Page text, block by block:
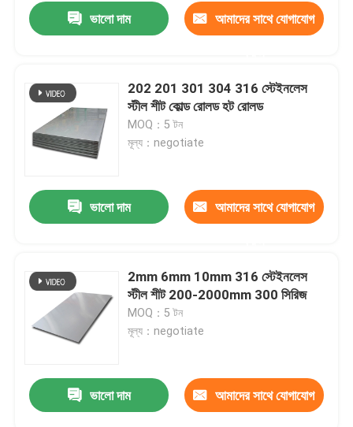
বাড়ি
ভিডিও
কারখানা ভ্রমণ
ভালো দাম আমাদের সাথে যোগাযোগ
202 201 301 304 316 স্টেইনলেস
স্টীল শীট কোল্ড রোলড হট রোলড
MOQ：5 টন
মূল্য：negotiate
ভালো দাম আমাদের সাথে যোগাযোগ
2mm 6mm 10mm 316 স্টেইনলেস
স্টীল শীট 200-2000mm 300 সিরিজ
MOQ：5 টন
মূল্য：negotiate
ভালো দাম আমাদের সাথে যোগাযোগ